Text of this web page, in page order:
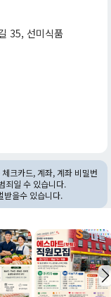
35, 선미식품
크카드, 계좌, 계좌 비밀번
죄일 수 있습니다.
받을수 있습니다.